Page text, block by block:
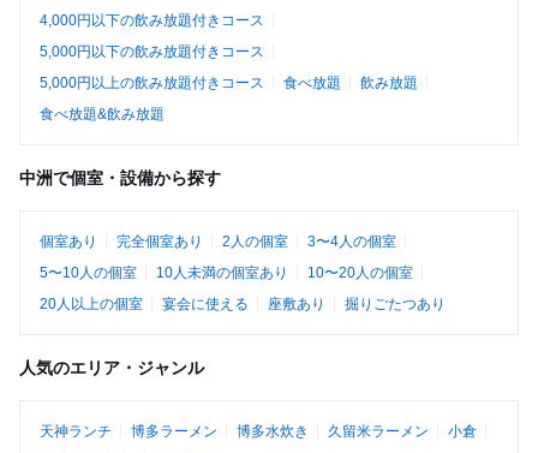
4,000円以下の飲み放題付きコース
5,000円以下の飲み放題付きコース
5,000円以上の飲み放題付きコース
食べ放題
飲み放題
食べ放題&飲み放題
中洲で個室・設備から探す
個室あり 完全個室あり 2人の個室
3〜4人の個室
5〜10人の個室
10人未満の個室あり
10〜20人の個室
20人以上の個室
宴会に使える 座敷あり 掘りごたつあり
人気のエリア・ジャンル
天神ランチ 博多ラーメン 博多水炊き 久留米ラーメン
小倉